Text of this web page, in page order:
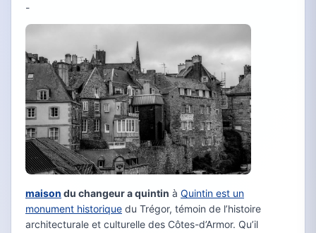
-
maison du changeur a quintin à Quintin est un
monument historique du Trégor, témoin de l’histoire
architecturale et culturelle des Côtes-d’Armor. Qu’il